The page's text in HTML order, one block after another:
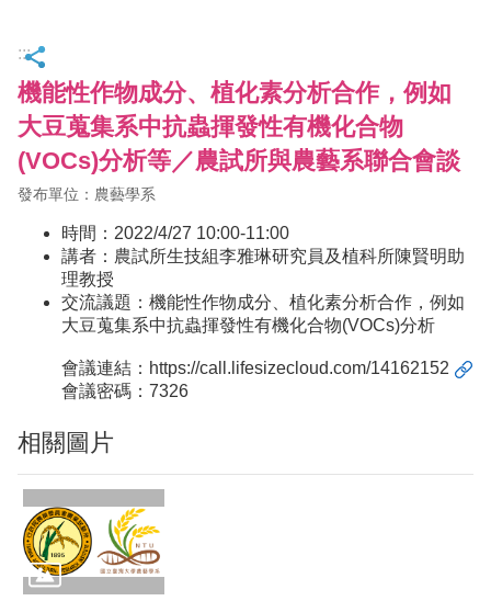
:::
機能性作物成分、植化素分析合作，例如
大豆蒐集系中抗蟲揮發性有機化合物
(VOCs)分析等／農試所與農藝系聯合會談
發布單位：農藝學系
時間：2022/4/27 10:00-11:00
講者：農試所生技組李雅琳研究員及植科所陳賢明助
理教授
交流議題：機能性作物成分、植化素分析合作，例如
大豆蒐集系中抗蟲揮發性有機化合物(VOCs)分析
會議連結： https://call.lifesizecloud.com/14162152
會議密碼：7326
相關圖片